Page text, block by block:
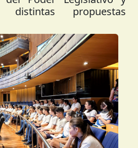
propuestas